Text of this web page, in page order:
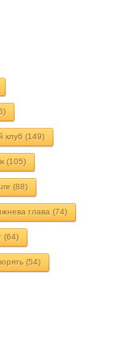
клуб (149)
(105)
(88)
глава (74)
(64)
(54)